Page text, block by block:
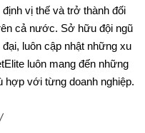
vị thế và trở thành đối
cả nước. Sở hữu đội ngũ
luôn cập nhật những xu
luôn mang đến những
hợp với từng doanh nghiệp.